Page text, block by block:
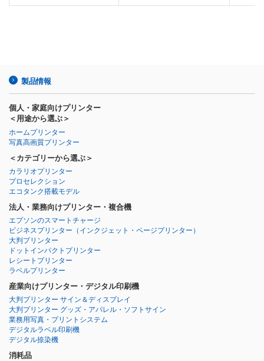
製品情報
個人・家庭向けプリンター
＜用途から選ぶ＞
ホームプリンター
写真高画質プリンター
＜カテゴリーから選ぶ＞
カラリオプリンター
プロセレクション
エコタンク搭載モデル
法人・業務向けプリンター・複合機
エプソンのスマートチャージ
ビジネスプリンター （インクジェット・ページプリンター）
大判プリンター
ドットインパクトプリンター
レシートプリンター
ラベルプリンター
産業向けプリンター・デジタル印刷機
大判プリンター サイン＆ディスプレイ
大判プリンター グッズ・アパレル・ソフトサイン
業務用写真・プリントシステム
デジタルラベル印刷機
デジタル捺染機
消耗品